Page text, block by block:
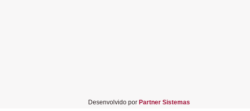
Desenvolvido por Partner Sistemas